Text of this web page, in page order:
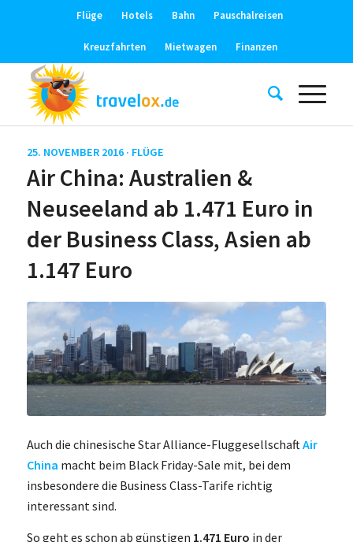
Flüge Hotels Bahn Pauschalreisen
Kreuzfahrten Mietwagen Finanzen
25. NOVEMBER 2016 · FLÜGE
Air China: Australien &
Neuseeland ab 1.471 Euro in
der Business Class, Asien ab
1.147 Euro
Auch die chinesische Star Alliance-FluggesellschaftAir
China macht beim Black Friday-Sale mit, bei dem
insbesondere die Business Class-Tarife richtig
interessant sind.
So geht es schon ab günstigen 1.471 Euro in der